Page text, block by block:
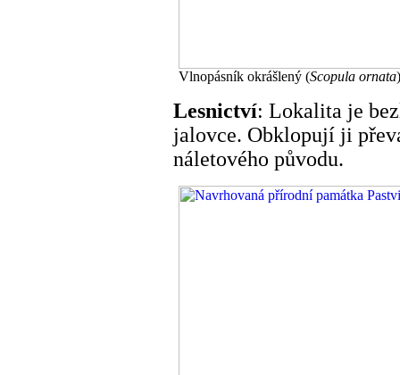
Vlnopásník okrášlený (Scopula ornata
Lesnictví: Lokalita je
jalovce. Obklopují ji
náletového původu.